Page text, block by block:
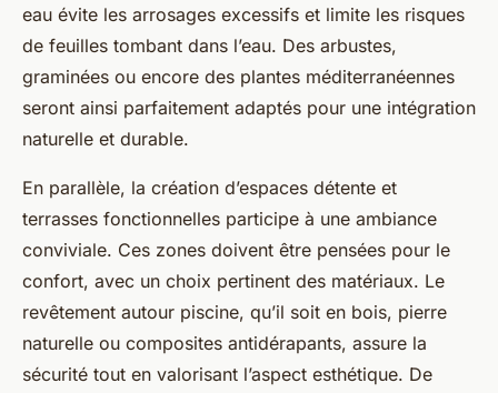
eau évite les arrosages excessifs et limite les risques
de feuilles tombant dans l’eau. Des arbustes,
graminées ou encore des plantes méditerranéennes
seront ainsi parfaitement adaptés pour une intégration
naturelle et durable.
En parallèle, la création d’espaces détente et
terrasses fonctionnelles participe à une ambiance
conviviale. Ces zones doivent être pensées pour le
confort, avec un choix pertinent des matériaux. Le
revêtement autour piscine, qu’il soit en bois, pierre
naturelle ou composites antidérapants, assure la
sécurité tout en valorisant l’aspect esthétique. De